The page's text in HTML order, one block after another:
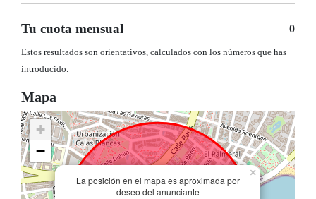
Tu cuota mensual 0
Estos resultados son orientativos, calculados con los números que has
introducido.
Mapa
La posición en el mapa es aproximada por
deseo del anunciante
×
+
−